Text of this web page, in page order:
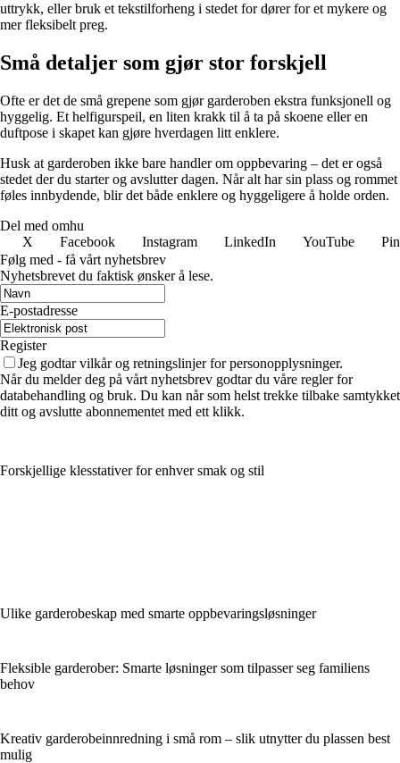
uttrykk, eller bruk et tekstilforheng i stedet for dører for et mykere og
mer fleksibelt preg.
Små detaljer som gjør stor forskjell
Ofte er det de små grepene som gjør garderoben ekstra funksjonell og
hyggelig. Et helfigurspeil, en liten krakk til å ta på skoene eller en
duftpose i skapet kan gjøre hverdagen litt enklere.
Husk at garderoben ikke bare handler om oppbevaring – det er også
stedet der du starter og avslutter dagen. Når alt har sin plass og rommet
føles innbydende, blir det både enklere og hyggeligere å holde orden.
Del med omhu
X
Facebook Instagram LinkedIn YouTube
Følg med - få vårt nyhetsbrev
Nyhetsbrevet du faktisk ønsker å lese.
E-postadresse
Register
Jeg godtar vilkår og retningslinjer for personopplysninger.
Når du melder deg på vårt nyhetsbrev godtar du våre regler for
databehandling og bruk. Du kan når som helst trekke tilbake samtykket
ditt og avslutte abonnementet med ett klikk.
Forskjellige klesstativer for enhver smak og stil
Ulike garderobeskap med smarte oppbevaringsløsninger
Fleksible garderober: Smarte løsninger som tilpasser seg familiens
behov
Kreativ garderobeinnredning i små rom – slik utnytter du plassen best
mulig